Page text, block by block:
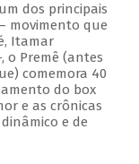
dos principais
movimento que
Itamar
o Premê (antes
comemora 40
do box
e as crônicas
e de